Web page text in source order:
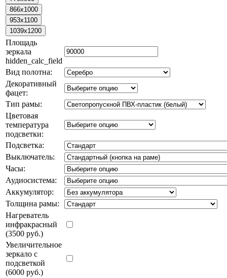
Площадь
зеркала
hidden_calc_field
Вид полотна:
Декоративный
фацет:
Тип рамы:
Цветовая
температура
подсветки:
Подсветка:
Выключатель:
Часы:
Аудиосистема:
Аккумулятор:
Толщина рамы:
Нагреватель
инфракрасный
(3500 руб.)
Увеличительное
зеркало с
подсветкой
(6000 руб.)